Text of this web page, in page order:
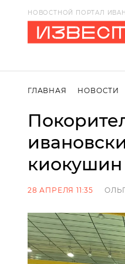
НОВОСТНОЙ ПОРТАЛ
ГЛАВНАЯ НОВОСТИ
киокушин
28 АПРЕЛЯ 11:35